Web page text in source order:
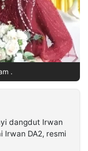
.
dangdut Irwan
Irwan DA2, resmi